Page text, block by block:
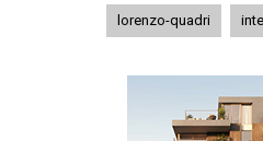
lorenzo-quadri